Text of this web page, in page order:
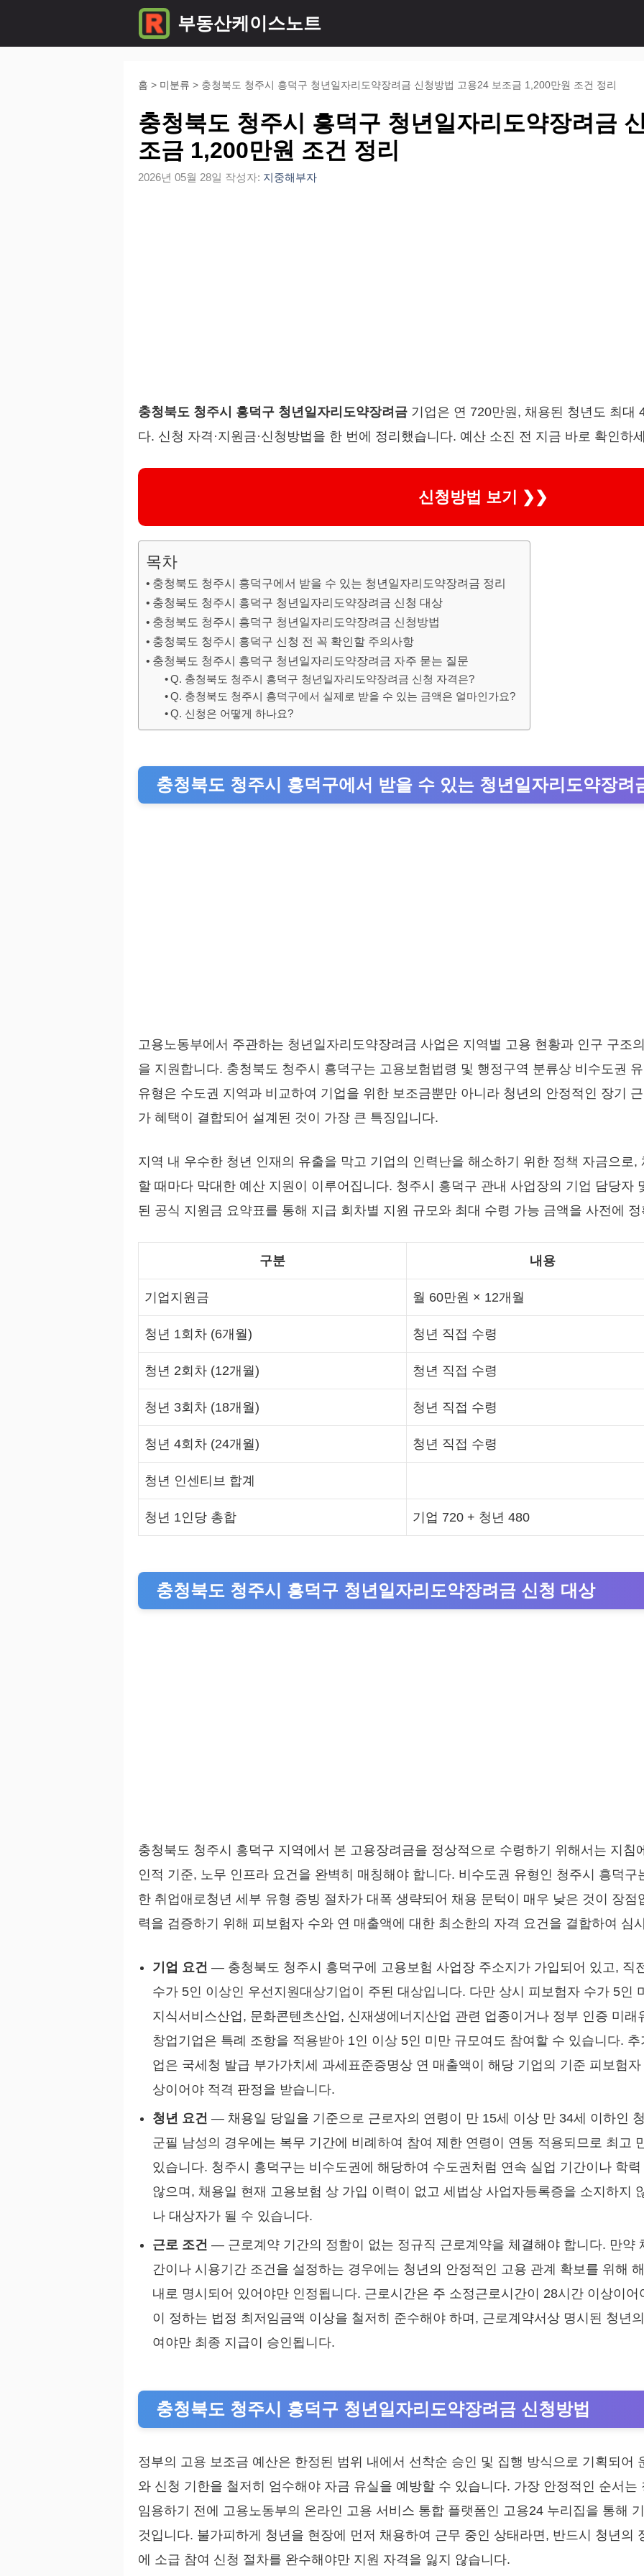
부동산케이스노트
홈 > 미분류 > 충청북도 청주시 흥덕구 청년일자리도약장려금 신청방법 고용24 보조금 1,200만원 조건 정리
충청북도 청주시 흥덕구 청년일자리도약장려금
조금 1,200만원 조건 정리
2026년 05월 28일 작성자: 지중해부자
충청북도 청주시 흥덕구 청년일자리도약장려금 기업은 연 720만원, 채용된 청년도 최대
다. 신청 자격·지원금·신청방법을 한 번에 정리했습니다. 예산 소진 전 지금 바로 확인하
신청방법 보기 ❯❯
목차
충청북도 청주시 흥덕구에서 받을 수 있는 청년일자리도약장려금 정리
충청북도 청주시 흥덕구 청년일자리도약장려금 신청 대상
충청북도 청주시 흥덕구 청년일자리도약장려금 신청방법
충청북도 청주시 흥덕구 신청 전 꼭 확인할 주의사항
충청북도 청주시 흥덕구 청년일자리도약장려금 자주 묻는 질문
Q. 충청북도 청주시 흥덕구 청년일자리도약장려금 신청 자격은?
Q. 충청북도 청주시 흥덕구에서 실제로 받을 수 있는 금액은 얼마인가요?
Q. 신청은 어떻게 하나요?
충청북도 청주시 흥덕구에서 받을 수 있는 청년일자리도약장려
고용노동부에서 주관하는 청년일자리도약장려금 사업은 지역별 고용 현황과 인구 구조
을 지원합니다. 충청북도 청주시 흥덕구는 고용보험법령 및 행정구역 분류상 비수도권
유형은 수도권 지역과 비교하여 기업을 위한 보조금뿐만 아니라 청년의 안정적인 장기
가 혜택이 결합되어 설계된 것이 가장 큰 특징입니다.
지역 내 우수한 청년 인재의 유출을 막고 기업의 인력난을 해소하기 위한 정책 자금으로
할 때마다 막대한 예산 지원이 이루어집니다. 청주시 흥덕구 관내 사업장의 기업 담당자
된 공식 지원금 요약표를 통해 지급 회차별 지원 규모와 최대 수령 가능 금액을 사전에
구분 내용
기업지원금 월 60만원 × 12개월
청년 1회차 (6개월) 청년 직접 수령
청년 2회차 (12개월) 청년 직접 수령
청년 3회차 (18개월) 청년 직접 수령
청년 4회차 (24개월) 청년 직접 수령
청년 인센티브 합계
청년 1인당 총합 기업 720 + 청년 480
충청북도 청주시 흥덕구 청년일자리도약장려금 신청 대상
충청북도 청주시 흥덕구 지역에서 본 고용장려금을 정상적으로 수령하기 위해서는 지침
인적 기준, 노무 인프라 요건을 완벽히 매칭해야 합니다. 비수도권 유형인 청주시 흥덕
한 취업애로청년 세부 유형 증빙 절차가 대폭 생략되어 채용 문턱이 매우 낮은 것이 장
력을 검증하기 위해 피보험자 수와 연 매출액에 대한 최소한의 자격 요건을 결합하여 심
기업 요건 — 충청북도 청주시 흥덕구에 고용보험 사업장 주소지가 가입되어 있고, 직
수가 5인 이상인 우선지원대상기업이 주된 대상입니다. 다만 상시 피보험자 수가 5인
지식서비스산업, 문화콘텐츠산업, 신재생에너지산업 관련 업종이거나 정부 인증 미
창업기업은 특례 조항을 적용받아 1인 이상 5인 미만 규모여도 참여할 수 있습니다.
업은 국세청 발급 부가가치세 과세표준증명상 연 매출액이 해당 기업의 기준 피보험
상이어야 적격 판정을 받습니다.
청년 요건 — 채용일 당일을 기준으로 근로자의 연령이 만 15세 이상 만 34세 이하인
군필 남성의 경우에는 복무 기간에 비례하여 참여 제한 연령이 연동 적용되므로 최고
있습니다. 청주시 흥덕구는 비수도권에 해당하여 수도권처럼 연속 실업 기간이나 학
않으며, 채용일 현재 고용보험 상 가입 이력이 없고 세법상 사업자등록증을 소지하지
나 대상자가 될 수 있습니다.
근로 조건 — 근로계약 기간의 정함이 없는 정규직 근로계약을 체결해야 합니다. 만약
간이나 시용기간 조건을 설정하는 경우에는 청년의 안정적인 고용 관계 확보를 위해
내로 명시되어 있어야만 인정됩니다. 근로시간은 주 소정근로시간이 28시간 이상이
이 정하는 법정 최저임금액 이상을 철저히 준수해야 하며, 근로계약서상 명시된 청년
여야만 최종 지급이 승인됩니다.
충청북도 청주시 흥덕구 청년일자리도약장려금 신청방법
정부의 고용 보조금 예산은 한정된 범위 내에서 선착순 승인 및 집행 방식으로 기획되어
와 신청 기한을 철저히 엄수해야 자금 유실을 예방할 수 있습니다. 가장 안정적인 순서
임용하기 전에 고용노동부의 온라인 고용 서비스 통합 플랫폼인 고용24 누리집을 통해
것입니다. 불가피하게 청년을 현장에 먼저 채용하여 근무 중인 상태라면, 반드시 청년의
에 소급 참여 신청 절차를 완수해야만 지원 자격을 잃지 않습니다.